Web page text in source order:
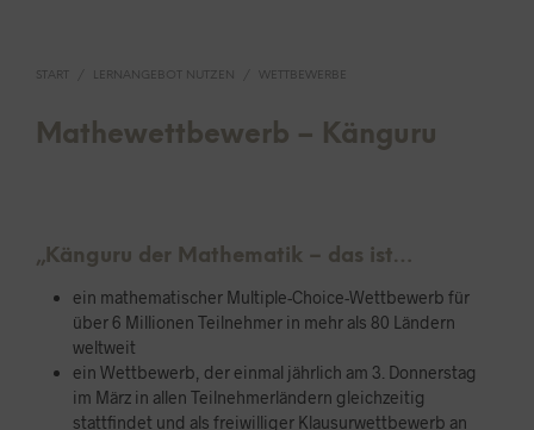
START LERNANGEBOT NUTZEN WETTBEWERBE
Mathewettbewerb – Känguru
„Känguru der Mathematik – das ist…
ein mathematischer Multiple-Choice-Wettbewerb für
über 6 Millionen Teilnehmer in mehr als 80 Ländern
weltweit
ein Wettbewerb, der einmal jährlich am 3. Donnerstag
im März in allen Teilnehmerländern gleichzeitig
stattfindet und als freiwilliger Klausurwettbewerb an